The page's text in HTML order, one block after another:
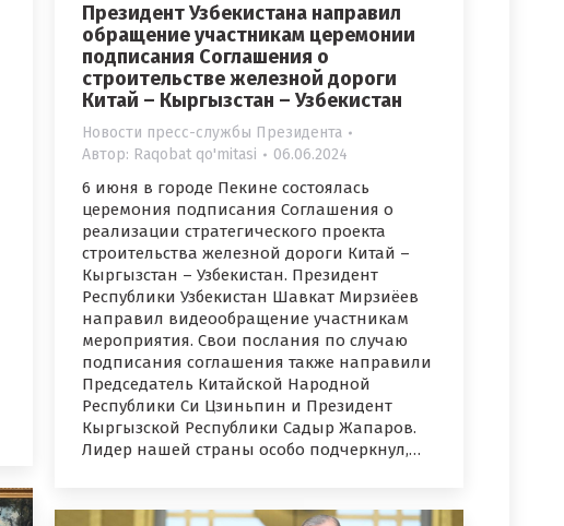
Президент Узбекистана направил
обращение участникам церемонии
подписания Соглашения о
строительстве железной дороги
Китай – Кыргызстан – Узбекистан
Новости пресс-службы Президента
Автор: Raqobat qo'mitasi 06.06.2024
6 июня в городе Пекине состоялась
церемония подписания Соглашения о
реализации стратегического проекта
строительства железной дороги Китай –
Кыргызстан – Узбекистан. Президент
Республики Узбекистан Шавкат Мирзиёев
направил видеообращение участникам
мероприятия. Свои послания по случаю
подписания соглашения также направили
Председатель Китайской Народной
Республики Си Цзиньпин и Президент
Кыргызской Республики Садыр Жапаров.
Лидер нашей страны особо подчеркнул,…